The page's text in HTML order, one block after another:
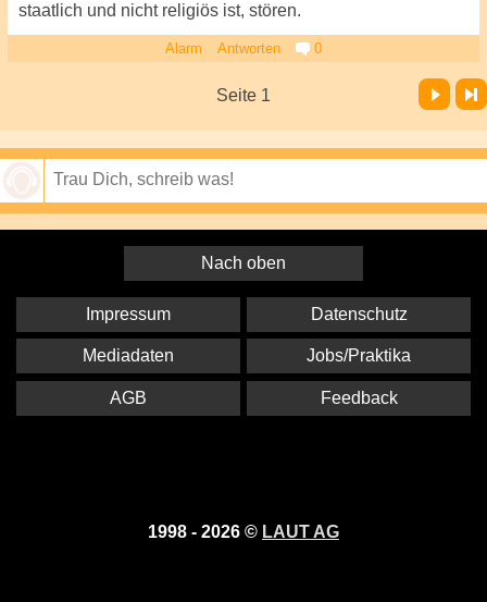
staatlich und nicht religiös ist, stören.
Alarm Antworten 0
Seite 1
Vor Letzte Seite
Nach oben
1998 - 2026 © LAUT AG
Impressum Datenschutz
Mediadaten Jobs/Praktika
AGB Feedback